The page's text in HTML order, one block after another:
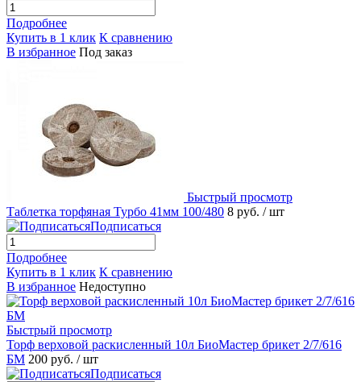
Подробнее
Купить в 1 клик К сравнению
В избранное Под заказ
Быстрый просмотр
Таблетка торфяная Турбо 41мм 100/480 8 руб. / шт
Подписаться
Подробнее
Купить в 1 клик К сравнению
В избранное Недоступно
Быстрый просмотр
Торф верховой раскисленный 10л БиоМастер брикет 2/7/616
БМ 200 руб. / шт
Подписаться